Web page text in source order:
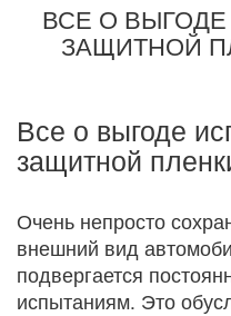
ВСЕ О
ЗАЩИТНОЙ
Все о выгоде
защитной
Очень непросто
внешний вид
подвергается
испытаниям. Это